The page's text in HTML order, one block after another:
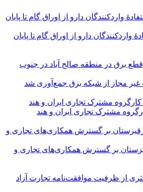
واردکنندگان دارو از اوراق گام تا پایان
مشترک تجاری ایران و هند
بر گسترش همکاری‌های تجاری و